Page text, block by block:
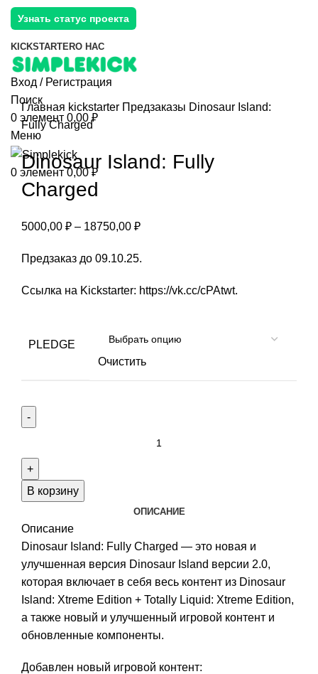
Узнать статус проекта
KICKSTARTERО НАС
Вход / Регистрация
Поиск
0 элемент 0,00₽
Меню
0 элемент 0,00₽
Главная kickstarter Предзаказы Dinosaur Island:
Fully Charged
Dinosaur Island: Fully
Charged
5000,00 ₽ – 18750,00 ₽
Предзаказ до 09.10.25.
Ссылка на Kickstarter: https://vk.cc/cPAtwt.
PLEDGE
Очистить
Dinosaur
Island:
Charged
В корзину
ОПИСАНИЕ
Описание
Dinosaur Island: Fully Charged — это новая и
улучшенная версия Dinosaur Island версии 2.0,
которая включает в себя весь контент из Dinosaur
Island: Xtreme Edition + Totally Liquid: Xtreme Edition,
а также новый и улучшенный игровой контент и
обновленные компоненты.
Добавлен новый игровой контент: